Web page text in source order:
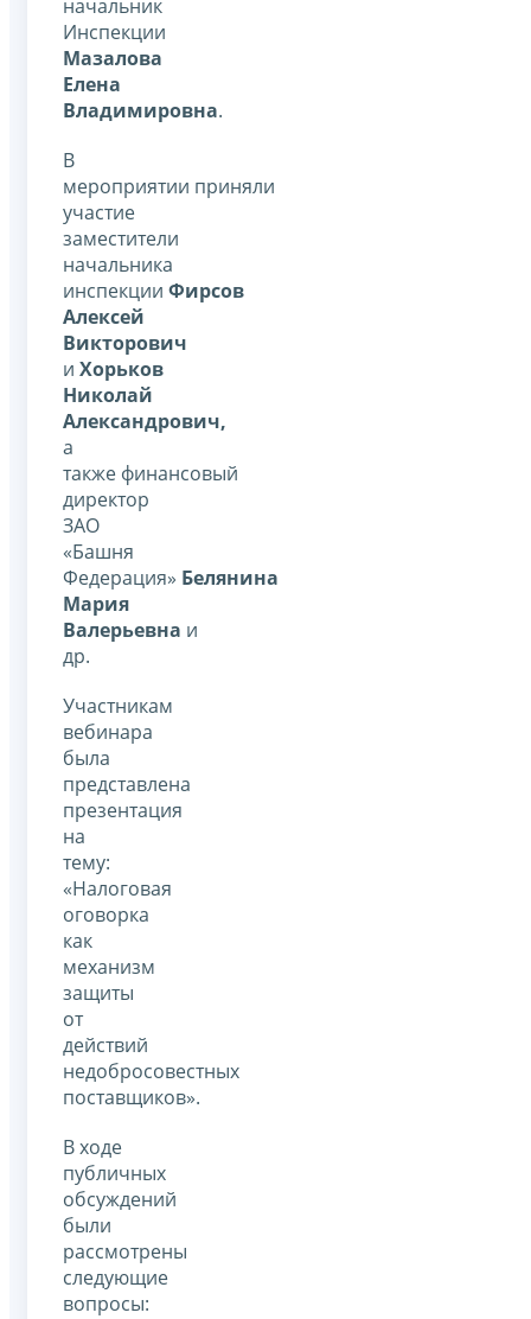
начальник
Инспекции
Мазалова
Елена
Владимировна.
В
мероприятии приняли
участие
заместители
начальника
инспекции Фирсов
Алексей
Викторович
и Хорьков
Николай
Александрович,
а
также финансовый
директор
ЗАО
«Башня
Федерация» Белянина
Мария
Валерьевна и
др.
Участникам
вебинара
была
представлена
презентация
на
тему:
«Налоговая
оговорка
как
механизм
защиты
от
действий
недобросовестных
поставщиков».
В ходе
публичных
обсуждений
были
рассмотрены
следующие
вопросы: